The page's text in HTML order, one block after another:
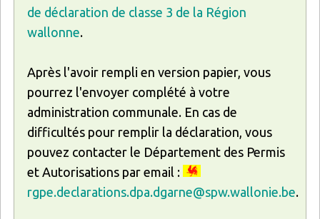
de déclaration de classe 3 de la Région
wallonne.
Après l'avoir rempli en version papier, vous
pourrez l'envoyer complété à votre
administration communale. En cas de
difficultés pour remplir la déclaration, vous
pouvez contacter le Département des Permis
et Autorisations par email :
rgpe.declarations.dpa.dgarne@spw.wallonie.be.